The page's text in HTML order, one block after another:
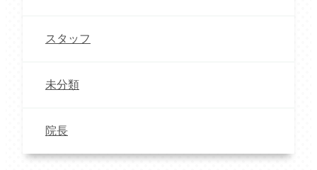
スタッフ
未分類
院長